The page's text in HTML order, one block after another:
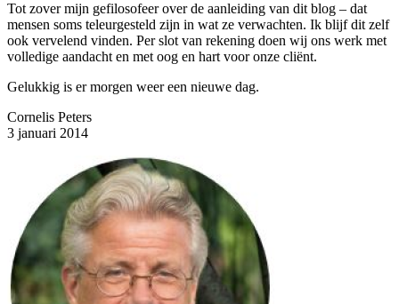
Tot zover mijn gefilosofeer over de aanleiding van dit blog – dat
mensen soms teleurgesteld zijn in wat ze verwachten. Ik blijf dit zelf
ook vervelend vinden. Per slot van rekening doen wij ons werk met
volledige aandacht en met oog en hart voor onze cliënt.
Gelukkig is er morgen weer een nieuwe dag.
Cornelis Peters
3 januari 2014